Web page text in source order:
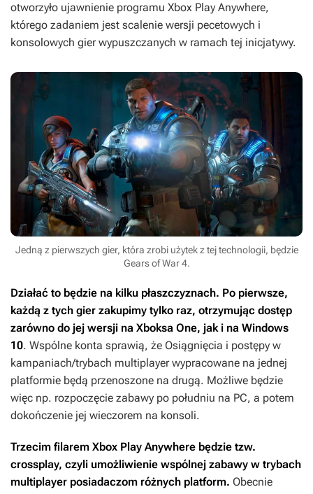
otworzyło ujawnienie programu Xbox Play Anywhere,
którego zadaniem jest scalenie wersji pecetowych i
konsolowych gier wypuszczanych w ramach tej inicjatywy.
Jedną z pierwszych gier, która zrobi użytek z tej technologii, będzie
Gears of War 4.
Działać to będzie na kilku płaszczyznach. Po pierwsze,
każdą z tych gier zakupimy tylko raz, otrzymując dostęp
zarówno do jej wersji na Xboksa One, jak i na Windows
10. Wspólne konta sprawią, że Osiągnięcia i postępy w
kampaniach/trybach multiplayer wypracowane na jednej
platformie będą przenoszone na drugą. Możliwe będzie
więc np. rozpoczęcie zabawy po południu na PC, a potem
dokończenie jej wieczorem na konsoli.
Trzecim filarem Xbox Play Anywhere będzie tzw.
crossplay, czyli umożliwienie wspólnej zabawy w trybach
multiplayer posiadaczom różnych platform. Obecnie